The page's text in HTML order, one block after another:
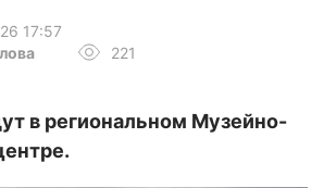
17:57
221
в региональном Музейно-